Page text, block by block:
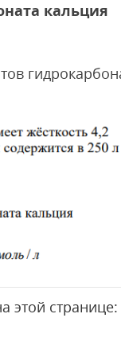
кальция
этой странице: